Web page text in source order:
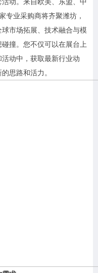
专业采购商将齐聚潍坊，
市场拓展、技术融合与模
撞。您不仅可以在展台上
动中，获取最新行业动
思路和活力。